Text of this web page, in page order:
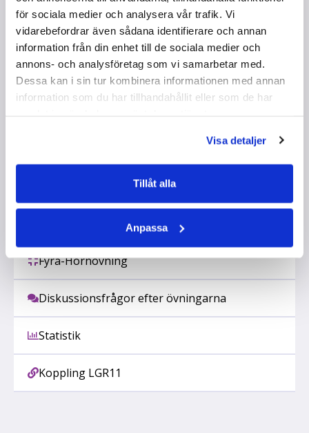
för sociala medier och analysera vår trafik. Vi
vidarebefordrar även sådana identifierare och annan
information från din enhet till de sociala medier och
annons- och analysföretag som vi samarbetar med.
Dessa kan i sin tur kombinera informationen med annan
information som du har tillhandahållit eller som de har
Visa detaljer
Tillåt alla
Anpassa
Frågeställning från filmen
Fyra-Hörnövning
Diskussionsfrågor efter övningarna
Statistik
Koppling LGR11
Elevmaterial
Förbered för att visa presentationen nedan på
storskärm
Övningsmaterial